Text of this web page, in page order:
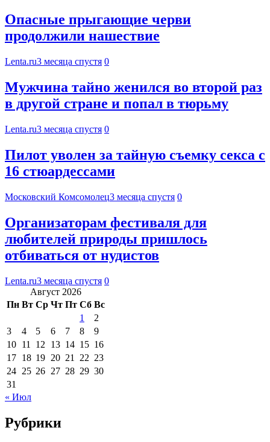
Опасные прыгающие черви
продолжили нашествие
Lenta.ru3 месяца спустя 0
Мужчина тайно женился во второй раз
в другой стране и попал в тюрьму
Lenta.ru3 месяца спустя 0
Пилот уволен за тайную съемку секса с
16 стюардессами
Московский Комсомолец3 месяца спустя 0
Организаторам фестиваля для
любителей природы пришлось
отбиваться от нудистов
Lenta.ru3 месяца спустя 0
Август 2026
Пн Вт Ср Чт Пт Сб Вс
1
2
3
4 5 6 7 8
9
10 11 12 13 14 15 16
17 18 19 20 21 22 23
24 25 26 27 28 29 30
31
« Июл
Рубрики